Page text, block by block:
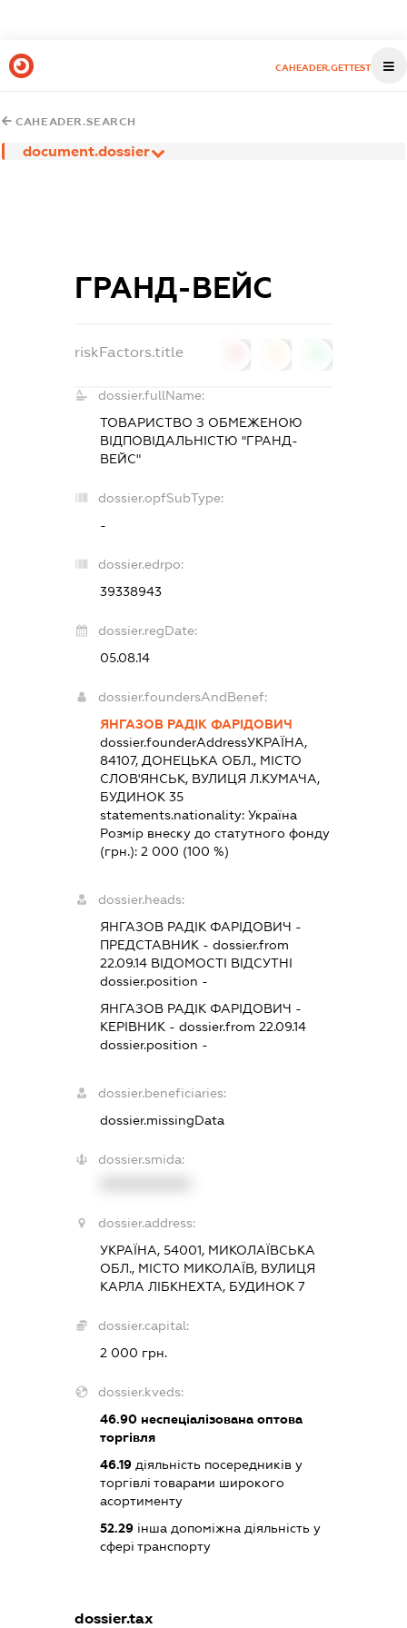
CAHEADER.GETTEST
CAHEADER.SEARCH
document.dossier
ГРАНД-ВЕЙС
riskFactors.title
dossier.fullName:
ТОВАРИСТВО З ОБМЕЖЕНОЮ
ВІДПОВІДАЛЬНІСТЮ "ГРАНД-
ВЕЙС"
dossier.opfSubType:
-
dossier.edrpo:
39338943
dossier.regDate:
05.08.14
dossier.foundersAndBenef:
ЯНГАЗОВ РАДІК ФАРІДОВИЧ
dossier.founderAddressУКРАЇНА,
84107, ДОНЕЦЬКА ОБЛ., МІСТО
СЛОВ'ЯНСЬК, ВУЛИЦЯ Л.КУМАЧА,
БУДИНОК 35
statements.nationality: Україна
Розмір внеску до статутного фонду
(грн.): 2 000 (100 %)
dossier.heads:
ЯНГАЗОВ РАДІК ФАРІДОВИЧ -
ПРЕДСТАВНИК- dossier.from
22.09.14ВІДОМОСТІ ВІДСУТНІ
dossier.position -
ЯНГАЗОВ РАДІК ФАРІДОВИЧ -
КЕРІВНИК- dossier.from 22.09.14
dossier.position -
dossier.beneficiaries:
dossier.missingData
dossier.smida:
dossier.address:
УКРАЇНА, 54001, МИКОЛАЇВСЬКА
ОБЛ., МІСТО МИКОЛАЇВ, ВУЛИЦЯ
КАРЛА ЛІБКНЕХТА, БУДИНОК 7
dossier.capital:
2 000 грн.
dossier.kveds:
46.90неспеціалізована оптова
торгівля
46.19діяльність посередників у
торгівлі товарами широкого
асортименту
52.29інша допоміжна діяльність у
сфері транспорту
dossier.tax